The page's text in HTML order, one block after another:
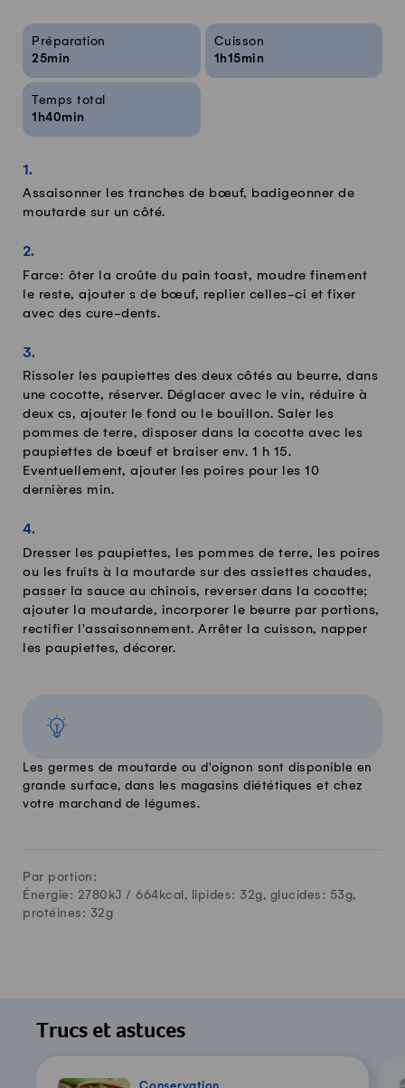
Infos sur la recette
Préparation
25min
Cuisson
1h15min
Temps total
1h40min
Assaisonner les tranches de bœuf, badigeonner de
moutarde sur un côté.
Farce: ôter la croûte du pain toast, moudre finement
le reste, ajouter s de bœuf, replier celles-ci et fixer
avec des cure-dents.
Rissoler les paupiettes des deux côtés au beurre, dans
une cocotte, réserver. Déglacer avec le vin, réduire à
deux cs, ajouter le fond ou le bouillon. Saler les
pommes de terre, disposer dans la cocotte avec les
paupiettes de bœuf et braiser env. 1 h 15.
Eventuellement, ajouter les poires pour les 10
dernières min.
Dresser les paupiettes, les pommes de terre, les poires
ou les fruits à la moutarde sur des assiettes chaudes,
passer la sauce au chinois, reverser dans la cocotte;
ajouter la moutarde, incorporer le beurre par portions,
rectifier l'assaisonnement. Arrêter la cuisson, napper
les paupiettes, décorer.
Les germes de moutarde ou d'oignon sont disponible en
grande surface, dans les magasins diététiques et chez
votre marchand de légumes.
Par portion:
Énergie: 2780kJ / 664kcal, lipides: 32g, glucides: 53g,
protéines: 32g
Trucs et astuces